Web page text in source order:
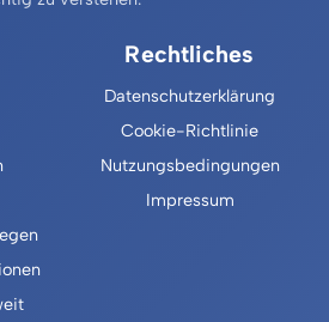
Rechtliches
Datenschutzerklärung
Cookie-Richtlinie
Nutzungsbedingungen
Impressum